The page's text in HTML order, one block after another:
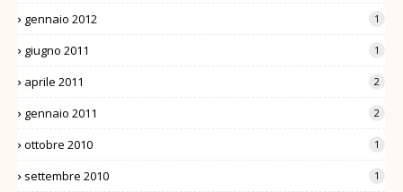
gennaio 2012 1
giugno 2011 1
aprile 2011 2
gennaio 2011 2
ottobre 2010 1
settembre 2010 1